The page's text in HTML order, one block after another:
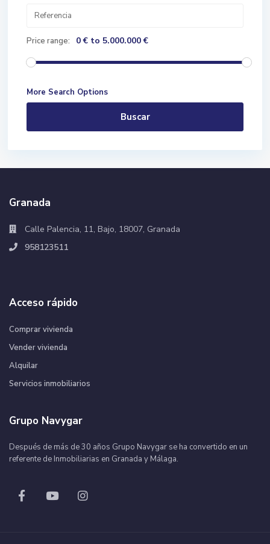
Price range: 0 € to 5.000.000 €
More Search Options
Buscar
Granada
Calle Palencia, 11, Bajo, 18007, Granada
958123511
Acceso rápido
Comprar vivienda
Vender vivienda
Alquilar
Servicios inmobiliarios
Grupo Navygar
Después de más de 30 años Grupo Navygar se ha convertido en un
referente de Inmobiliarias en Granada y Málaga.